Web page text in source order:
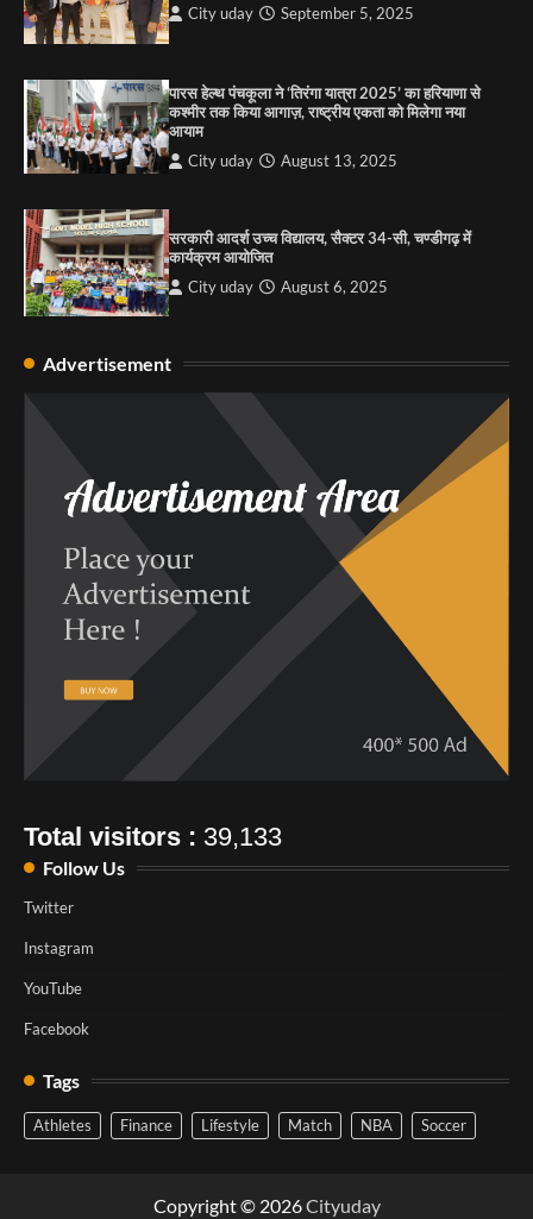
City uday September 5, 2025
पारस हेल्थ पंचकूला ने ‘तिरंगा यात्रा 2025’ का हरियाणा से
कश्मीर तक किया आगाज़, राष्ट्रीय एकता को मिलेगा नया
आयाम
City uday August 13, 2025
सरकारी आदर्श उच्च विद्यालय, सैक्टर 34-सी, चण्डीगढ़ में
कार्यक्रम आयोजित
City uday August 6, 2025
Advertisement
Total visitors : 39,133
Follow Us
Twitter
Instagram
YouTube
Facebook
Tags
Athletes Finance Lifestyle Match NBA Soccer
Copyright © 2026Cityuday